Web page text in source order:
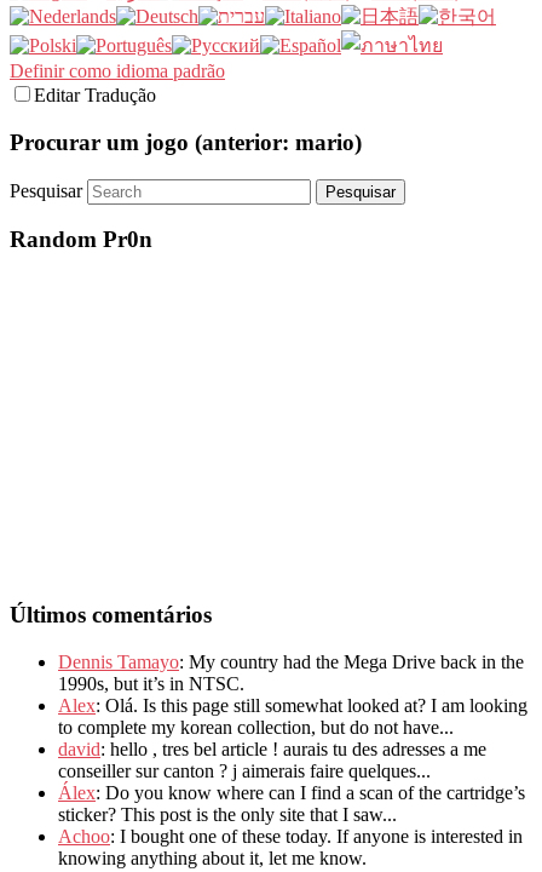
Definir como idioma padrão
Editar Tradução
Procurar um jogo (anterior: mario)
Pesquisar
Random Pr0n
Últimos comentários
Dennis Tamayo: My country had the Mega Drive back in the
1990s, but it’s in NTSC.
Alex: Olá. Is this page still somewhat looked at? I am looking
to complete my korean collection, but do not have...
david: hello , tres bel article ! aurais tu des adresses a me
conseiller sur canton ? j aimerais faire quelques...
Álex: Do you know where can I find a scan of the cartridge’s
sticker? This post is the only site that I saw...
Achoo: I bought one of these today. If anyone is interested in
knowing anything about it, let me know.